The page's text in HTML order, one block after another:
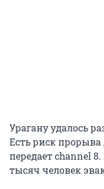
Урагану удалось
Есть риск прорыва
передает channel
тысяч человек